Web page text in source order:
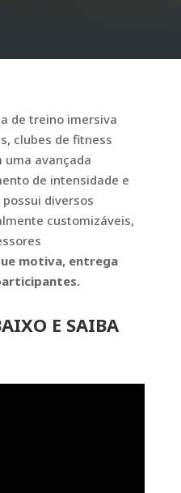
de treino imersiva
clubes de fitness
uma avançada
de intensidade e
possui diversos
customizáveis,
motiva, entrega
E SAIBA